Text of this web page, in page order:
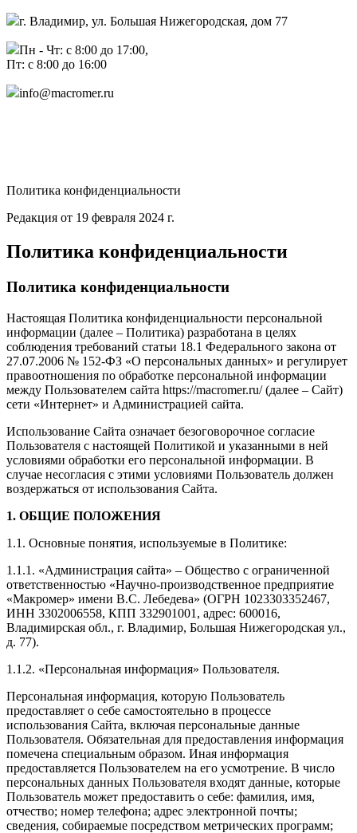
г. Владимир, ул. Большая Нижегородская, дом 77
Пн - Чт: с 8:00 до 17:00,
Пт: с 8:00 до 16:00
info@macromer.ru
Политика конфиденциальности
Редакция от 19 февраля 2024 г.
Политика конфиденциальности
Политика конфиденциальности
Настоящая Политика конфиденциальности персональной
информации (далее – Политика) разработана в целях
соблюдения требований статьи 18.1 Федерального закона от
27.07.2006 № 152-ФЗ «О персональных данных» и регулирует
правоотношения по обработке персональной информации
между Пользователем сайта https://macromer.ru/ (далее – Сайт)
сети «Интернет» и Администрацией сайта.
Использование Сайта означает безоговорочное согласие
Пользователя с настоящей Политикой и указанными в ней
условиями обработки его персональной информации. В
случае несогласия с этими условиями Пользователь должен
воздержаться от использования Сайта.
1. ОБЩИЕ ПОЛОЖЕНИЯ
1.1. Основные понятия, используемые в Политике:
1.1.1. «Администрация сайта» – Общество с ограниченной
ответственностью «Научно-производственное предприятие
«Макромер» имени В.С. Лебедева» (ОГРН 1023303352467,
ИНН 3302006558, КПП 332901001, адрес: 600016,
Владимирская обл., г. Владимир, Большая Нижегородская ул.,
д. 77).
1.1.2. «Персональная информация» Пользователя.
Персональная информация, которую Пользователь
предоставляет о себе самостоятельно в процессе
использования Сайта, включая персональные данные
Пользователя. Обязательная для предоставления информация
помечена специальным образом. Иная информация
предоставляется Пользователем на его усмотрение. В число
персональных данных Пользователя входят данные, которые
Пользователь может предоставить о себе: фамилия, имя,
отчество; номер телефона; адрес электронной почты;
сведения, собираемые посредством метрических программ;